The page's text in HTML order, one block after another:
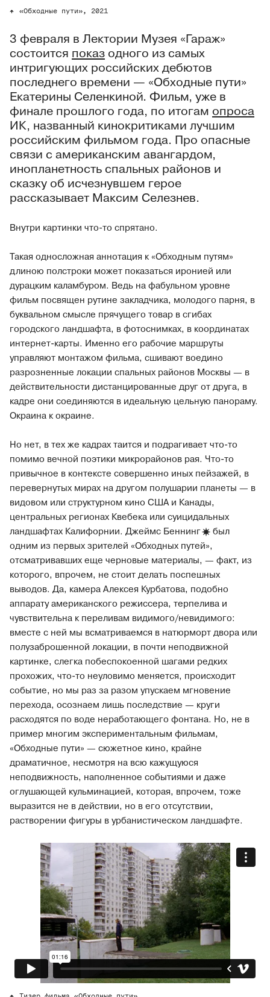
«Обходные пути», 2021
3 февраля в Лектории Музея «Гараж»
состоится показ одного из самых
интригующих российских дебютов
последнего времени — «Обходные пути»
Екатерины Селенкиной. Фильм, уже в
финале прошлого года, по итогам опроса
ИК, названный кинокритиками лучшим
российским фильмом года. Про опасные
связи с американским авангардом,
инопланетность спальных районов и
сказку об исчезнувшем герое
рассказывает Максим Селезнев.
Внутри картинки что-то спрятано.
Такая односложная аннотация к «Обходным путям»
длиною полстроки может показаться иронией или
дурацким каламбуром. Ведь на фабульном уровне
фильм посвящен рутине закладчика, молодого парня, в
буквальном смысле прячущего товар в сгибах
городского ландшафта, в фотоснимках, в координатах
интернет-карты. Именно его рабочие маршруты
управляют монтажом фильма, сшивают воедино
разрозненные локации спальных районов Москвы — в
действительности дистанцированные друг от друга, в
кадре они соединяются в идеальную цельную панораму.
Окраина к окраине.
Но нет, в тех же кадрах таится и подрагивает что-то
помимо вечной поэтики микрорайонов рая. Что-то
привычное в контексте совершенно иных пейзажей, в
перевернутых мирах на другом полушарии планеты — в
видовом или структурном кино США и Канады,
центральных регионах Квебека или суицидальных
ландшафтах Калифорнии. Джеймс Беннинг
был
одним из первых зрителей «Обходных путей»,
отсматривавших еще черновые материалы, — факт, из
которого, впрочем, не стоит делать поспешных
выводов. Да, камера Алексея Курбатова, подобно
аппарату американского режиссера, терпелива и
чувствительна к переливам видимого/невидимого:
вместе с ней мы всматриваемся в натюрморт двора или
полузаброшенной локации, в почти неподвижной
картинке, слегка побеспокоенной шагами редких
прохожих, что-то неуловимо меняется, происходит
событие, но мы раз за разом упускаем мгновение
перехода, осознаем лишь последствие — круги
расходятся по воде неработающего фонтана. Но, не в
пример многим экспериментальным фильмам,
«Обходные пути» — сюжетное кино, крайне
драматичное, несмотря на всю кажущуюся
неподвижность, наполненное событиями и даже
оглушающей кульминацией, которая, впрочем, тоже
выразится не в действии, но в его отсутствии,
растворении фигуры в урбанистическом ландшафте.